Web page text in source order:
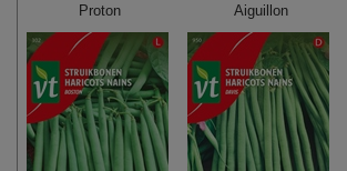
Proton Aiguillon